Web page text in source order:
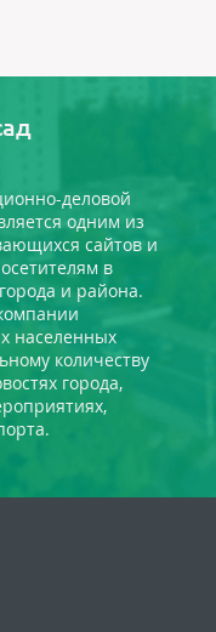
деловой
одним из
сайтов и
в
и района.
населенных
количеству
города,